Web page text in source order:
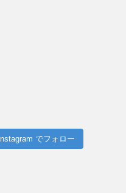
Instagram でフォロー